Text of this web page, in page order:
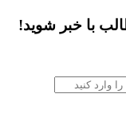
با خبر شوید!